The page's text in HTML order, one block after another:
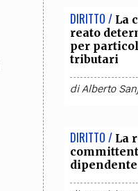
DIRITTO / La
reato
per
tributari
diAlberto
DIRITTO / La